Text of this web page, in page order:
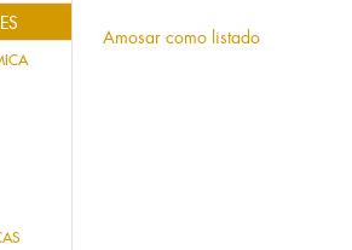
Amosar como listado